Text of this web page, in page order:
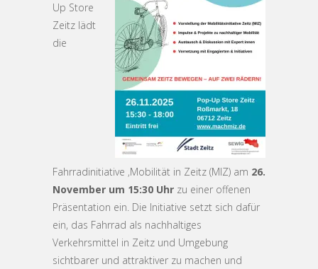
Up Store
Zeitz lädt
die
Fahrradinitiative ‚Mobilität in Zeitz (MIZ) am 26.
November um 15:30 Uhr zu einer offenen
Präsentation ein. Die Initiative setzt sich dafür
ein, das Fahrrad als nachhaltiges
Verkehrsmittel in Zeitz und Umgebung
sichtbarer und attraktiver zu machen und